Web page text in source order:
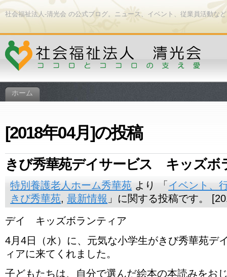
社会福祉法人-清光会 の公式ブログ。ニュース、イベント、従業員活動な
ホーム
[2018年04月]の投稿
きび秀華苑デイサービス キッズボ
特別養護老人ホーム秀華苑 より 「 イベント、
きび秀華苑,最新情報 」に関する投稿です。
デイ キッズボランティア
4月4日（水）に、元気な小学生がきび秀華苑デ
ィアに来てくれました。
子どもたちは、自分で選んだ絵本の本読みをお